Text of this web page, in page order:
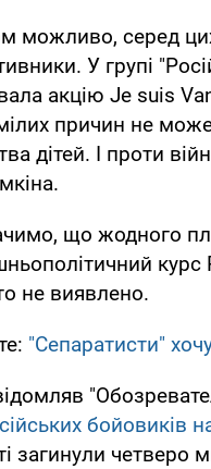
можливо, серед
У групі
акцію Je suis
причин не
дітей. І проти
що жодного
курс
не виявлено.
"Сепаратисти"
бойовиків
загинули четверо